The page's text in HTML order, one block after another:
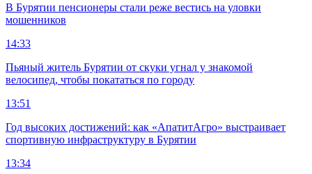
В Бурятии пенсионеры стали реже вестись на уловки
мошенников
14:33
Пьяный житель Бурятии от скуки угнал у знакомой
велосипед, чтобы покататься по городу
13:51
Год высоких достижений: как «АпатитАгро» выстраивает
спортивную инфраструктуру в Бурятии
13:34